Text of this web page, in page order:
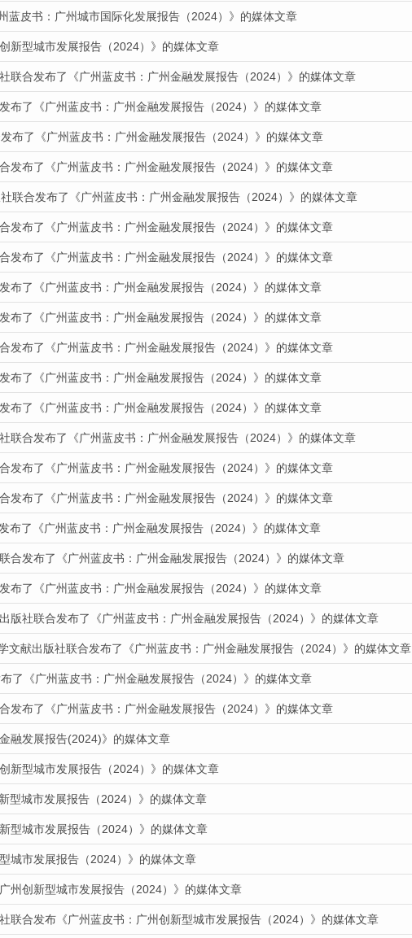
蓝皮书：广州城市国际化发展报告（2024）》的媒体文章
新型城市发展报告（2024）》的媒体文章
联合发布了《广州蓝皮书：广州金融发展报告（2024）》的媒体文章
布了《广州蓝皮书：广州金融发展报告（2024）》的媒体文章
布了《广州蓝皮书：广州金融发展报告（2024）》的媒体文章
发布了《广州蓝皮书：广州金融发展报告（2024）》的媒体文章
联合发布了《广州蓝皮书：广州金融发展报告（2024）》的媒体文章
发布了《广州蓝皮书：广州金融发展报告（2024）》的媒体文章
发布了《广州蓝皮书：广州金融发展报告（2024）》的媒体文章
布了《广州蓝皮书：广州金融发展报告（2024）》的媒体文章
布了《广州蓝皮书：广州金融发展报告（2024）》的媒体文章
发布了《广州蓝皮书：广州金融发展报告（2024）》的媒体文章
布了《广州蓝皮书：广州金融发展报告（2024）》的媒体文章
布了《广州蓝皮书：广州金融发展报告（2024）》的媒体文章
联合发布了《广州蓝皮书：广州金融发展报告（2024）》的媒体文章
发布了《广州蓝皮书：广州金融发展报告（2024）》的媒体文章
发布了《广州蓝皮书：广州金融发展报告（2024）》的媒体文章
布了《广州蓝皮书：广州金融发展报告（2024）》的媒体文章
合发布了《广州蓝皮书：广州金融发展报告（2024）》的媒体文章
布了《广州蓝皮书：广州金融发展报告（2024）》的媒体文章
版社联合发布了《广州蓝皮书：广州金融发展报告（2024）》的媒体文章
文献出版社联合发布了《广州蓝皮书：广州金融发展报告（2024）》的媒体文章
了《广州蓝皮书：广州金融发展报告（2024）》的媒体文章
发布了《广州蓝皮书：广州金融发展报告（2024）》的媒体文章
融发展报告(2024)》的媒体文章
新型城市发展报告（2024）》的媒体文章
型城市发展报告（2024）》的媒体文章
型城市发展报告（2024）》的媒体文章
城市发展报告（2024）》的媒体文章
州创新型城市发展报告（2024）》的媒体文章
联合发布《广州蓝皮书：广州创新型城市发展报告（2024）》的媒体文章